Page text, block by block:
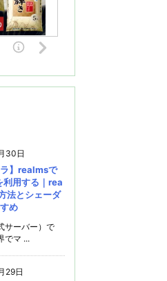
30日
ラ】realmsで
利用する｜rea
法とシェーダ
め
サーバー）で
でマ ...
29日